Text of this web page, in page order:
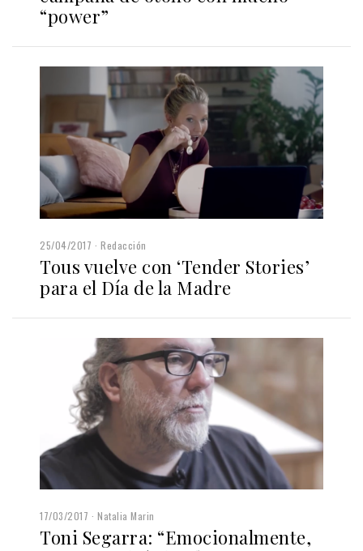
“power”
25/04/2017 Redacción
Tous vuelve con ‘Tender Stories’
para el Día de la Madre
17/03/2017 Natalia Marin
Toni Segarra: “Emocionalmente,